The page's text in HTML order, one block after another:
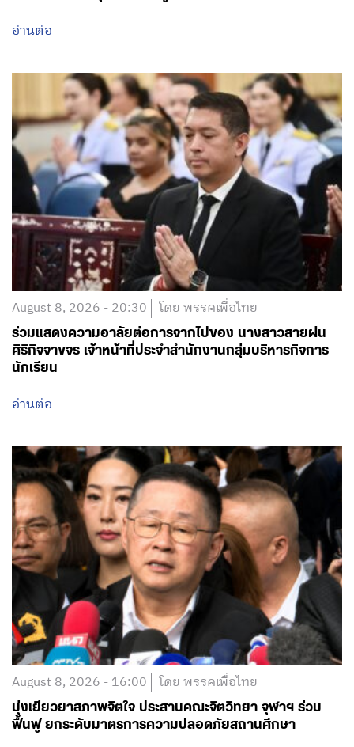
อ่านต่อ
August 8, 2026 - 20:30 โดย พรรคเพื่อไทย
ร่วมแสดงความอาลัยต่อการจากไปของ นางสาวสายฝน
ศิริกิจจาขจร เจ้าหน้าที่ประจำสำนักงานกลุ่มบริหารกิจการ
นักเรียน
อ่านต่อ
August 8, 2026 - 16:00 โดย พรรคเพื่อไทย
มุ่งเยียวยาสภาพจิตใจ ประสานคณะจิตวิทยา จุฬาฯ ร่วม
ฟื้นฟู ยกระดับมาตรการความปลอดภัยสถานศึกษา